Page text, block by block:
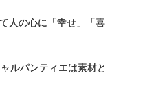
人の心に「幸せ」「喜
ルパンティエは素材と